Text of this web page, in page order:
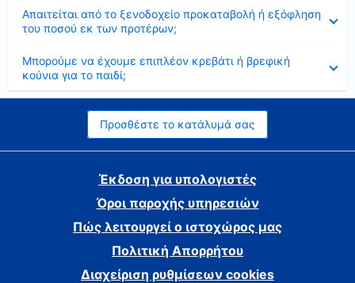
Απαιτείται από το ξενοδοχείο προκαταβολή ή εξόφληση
του ποσού εκ των προτέρων;
Μπορούμε να έχουμε επιπλέον κρεβάτι ή βρεφική
κούνια για το παιδί;
Προσθέστε το κατάλυμά σας
Έκδοση για υπολογιστές
Όροι παροχής υπηρεσιών
Πώς λειτουργεί ο ιστοχώρος μας
Πολιτική Απορρήτου
Διαχείριση ρυθμίσεων cookies